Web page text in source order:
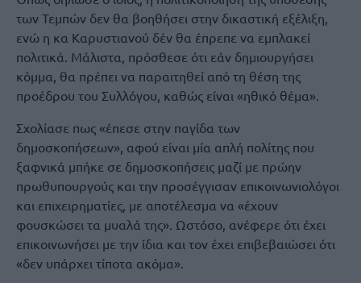
των Τεμπών δεν θα βοηθήσει στην δικαστική εξέλιξη,
ενώ η κα Καρυστιανού δέν θα έπρεπε να εμπλακεί
πολιτικά. Μάλιστα, πρόσθεσε ότι εάν δημιουργήσει
κόμμα, θα πρέπει να παραιτηθεί από τη θέση της
προέδρου του Συλλόγου, καθώς είναι «ηθικό θέμα».
Σχολίασε πως «έπεσε στην παγίδα των
δημοσκοπήσεων», αφού είναι μία απλή πολίτης που
ξαφνικά μπήκε σε δημοσκοπήσεις μαζί με πρώην
πρωθυπουργούς και την προσέγγισαν επικοινωνιολόγοι
και επιχειρηματίες, με αποτέλεσμα να «έχουν
φουσκώσει τα μυαλά της». Ωστόσο, ανέφερε ότι έχει
επικοινωνήσει με την ίδια και τον έχει επιβεβαιώσει ότι
«δεν υπάρχει τίποτα ακόμα».